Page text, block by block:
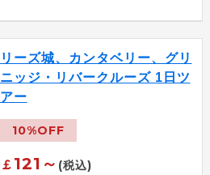
リーズ城、カンタベリー、グリ
ニッジ・リバークルーズ 1日ツ
アー
10%OFF
￡ 121～ (税込)